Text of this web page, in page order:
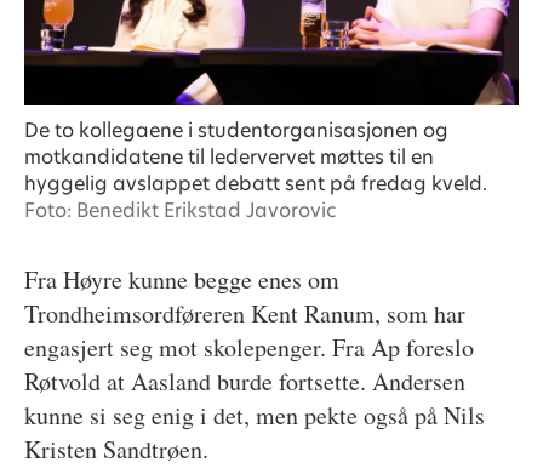
De to kollegaene i studentorganisasjonen og
motkandidatene til ledervervet møttes til en
hyggelig avslappet debatt sent på fredag kveld.
Foto: Benedikt Erikstad Javorovic
Fra Høyre kunne begge enes om
Trondheimsordføreren Kent Ranum, som har
engasjert seg mot skolepenger. Fra Ap foreslo
Røtvold at Aasland burde fortsette. Andersen
kunne si seg enig i det, men pekte også på Nils
Kristen Sandtrøen.